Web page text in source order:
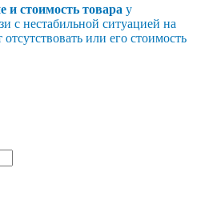
и стоимость товара у
с нестабильной ситуацией на
или его стоимость